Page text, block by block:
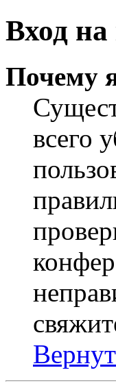
Вход
Почему
всего